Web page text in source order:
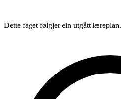
Dette faget følgjer ein utgått læreplan.